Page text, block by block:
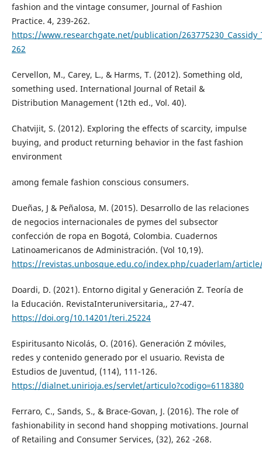
fashion and the vintage consumer, Journal of Fashion
Practice. 4, 239-262.
https://www.researchgate.net/publication/
262
Cervellon, M., Carey, L., & Harms, T. (2012). Something old,
something used. International Journal of Retail &
Distribution Management (12th ed., Vol. 40).
Chatvijit, S. (2012). Exploring the effects of scarcity, impulse
buying, and product returning behavior in the fast fashion
environment
among female fashion conscious consumers.
Dueñas, J & Peñalosa, M. (2015). Desarrollo de las relaciones
de negocios internacionales de pymes del subsector
confección de ropa en Bogotá, Colombia. Cuadernos
Latinoamericanos de Administración. (Vol 10,19).
https://revistas.unbosque.edu.co/index.php/cuaderlam/
Doardi, D. (2021). Entorno digital y Generación Z. Teoría de
la Educación. RevistaInteruniversitaria,, 27-47.
https://doi.org/10.14201/teri.25224
Espiritusanto Nicolás, O. (2016). Generación Z móviles,
redes y contenido generado por el usuario. Revista de
Estudios de Juventud, (114), 111-126.
https://dialnet.unirioja.es/servlet/articulo?codigo=6118380
Ferraro, C., Sands, S., & Brace-Govan, J. (2016). The role of
fashionability in second hand shopping motivations. Journal
of Retailing and Consumer Services, (32), 262 -268.